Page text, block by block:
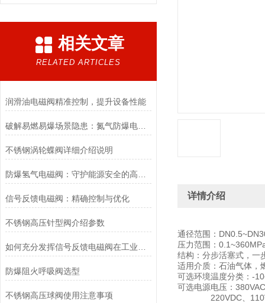
相关文章
RELATED ARTICLES
润滑油电磁阀精准控制，提升设备性能
破解易燃易爆场景隐患：氮气防爆电磁阀的安全适配优化方案
不锈钢涡轮蝶阀详细介绍说明
信号反馈电磁阀：精确控制与优化
不锈钢高压针型阀介绍参数
防爆阻火呼吸阀选型
不锈钢高压球阀使用注意事项
详情介绍
通径范围：
压力范围：
结构：分步活塞式，一
适用介质：石油气体，
可选环境温度分类：-
可选电源电压：
220VDC、